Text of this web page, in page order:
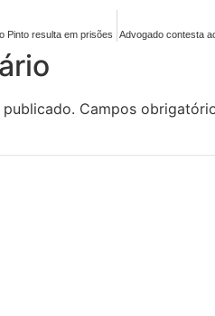
Pinto resulta em prisões Advogado contesta
Campos